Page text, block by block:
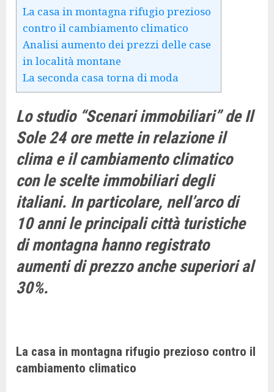
La casa in montagna rifugio prezioso
contro il cambiamento climatico
Analisi aumento dei prezzi delle case
in località montane
La seconda casa torna di moda
Lo studio “Scenari immobiliari” de Il
Sole 24 ore mette in relazione il
clima e il cambiamento climatico
con le scelte immobiliari degli
italiani. In particolare, nell’arco di
10 anni le principali città turistiche
di montagna hanno registrato
aumenti di prezzo anche superiori al
30%.
La casa in montagna rifugio prezioso contro il
cambiamento climatico